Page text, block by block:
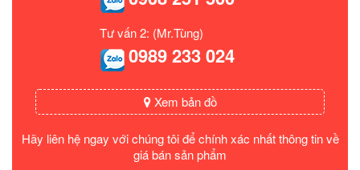
Tư vấn 2: (Mr.Tùng)
0989 233 024
Xem bản đồ
Hãy liên hệ ngay với chúng tôi để chính xác nhất thông tin về
giá bán sản phẩm